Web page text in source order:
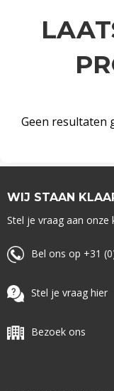
Geen resultaten
WIJ STAAN
Stel je vraag aan onze
Bel ons op +31
Stel je vraag hier
Bezoek ons